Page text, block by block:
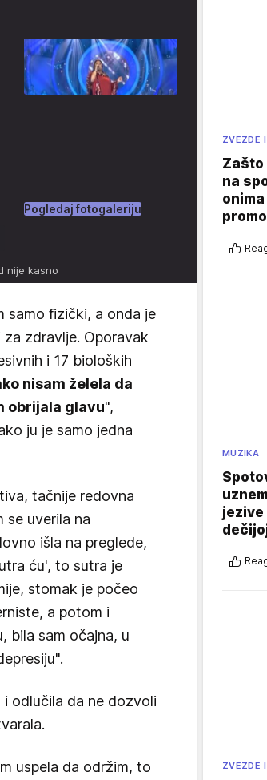
Pogledaj fotogaleriju
nije kasno
samo fizički, a onda je
zdravlje. Oporavak
i 17 bioloških
nisam želela da
obrijala glavu",
ju je samo jedna
tačnije redovna
se uverila na
išla na preglede,
ću', to sutra je
stomak je počeo
a potom i
bila sam očajna, u
odlučila da ne dozvoli
uspela da održim, to
ZVEZDE
Zašto
na
MUZIKA
jezive
ZVEZDE